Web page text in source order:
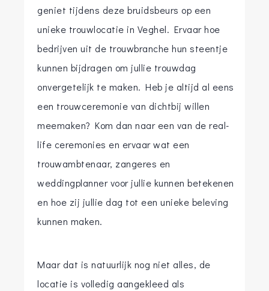
geniet tijdens deze bruidsbeurs op een
unieke trouwlocatie in Veghel. Ervaar hoe
bedrijven uit de trouwbranche hun steentje
kunnen bijdragen om jullie trouwdag
onvergetelijk te maken. Heb je altijd al eens
een trouwceremonie van dichtbij willen
meemaken? Kom dan naar een van de real-
life ceremonies en ervaar wat een
trouwambtenaar, zangeres en
weddingplanner voor jullie kunnen betekenen
en hoe zij jullie dag tot een unieke beleving
kunnen maken.
Maar dat is natuurlijk nog niet alles, de
locatie is volledig aangekleed als